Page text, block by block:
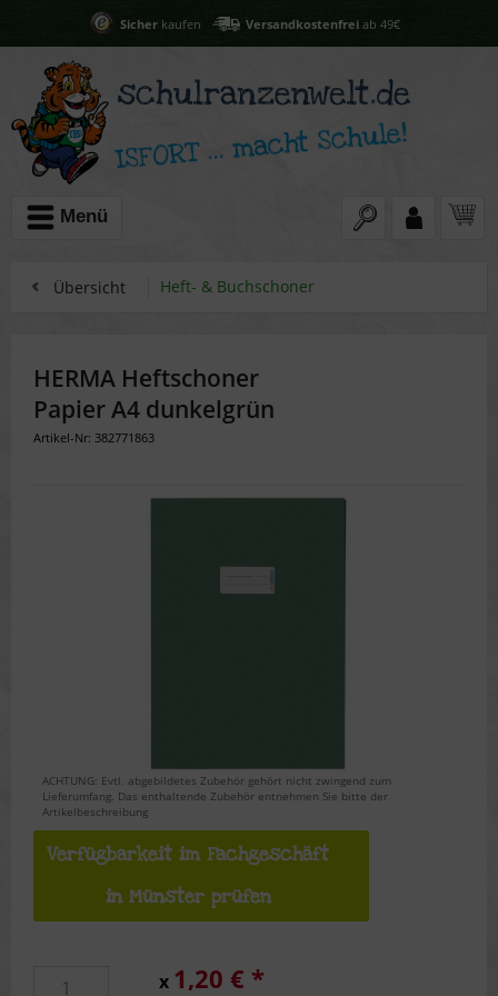
Sicherkaufen Versandkostenfreiab 49€
Menü
Übersicht Heft- & Buchschoner
HERMA Heftschoner
Papier A4 dunkelgrün
Artikel-Nr: 382771863
ACHTUNG: Evtl. abgebildetes Zubehör gehört nicht zwingend zum
Lieferumfang. Das enthaltende Zubehör entnehmen Sie bitte der
Artikelbeschreibung
Verfügbarkeit im Fachgeschäft
in Münster prüfen
x 1,20 € *